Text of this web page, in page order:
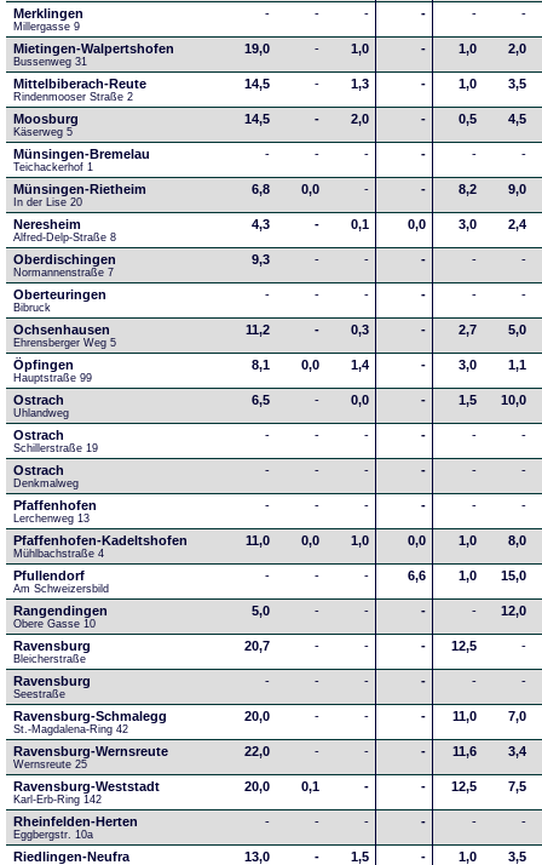
Merklingen
Millergasse 9
- - - - - -
Mietingen-Walpertshofen
Bussenweg 31
19,0 - 1,0 - 1,0 2,0
Mittelbiberach-Reute
Rindenmooser Straße 2
14,5 - 1,3 - 1,0 3,5
Moosburg
Käserweg 5
14,5 - 2,0 - 0,5 4,5
Münsingen-Bremelau
Teichackerhof 1
- - - - - -
Münsingen-Rietheim
In der Lise 20
6,8 0,0 - - 8,2 9,0
Neresheim
Alfred-Delp-Straße 8
4,3 - 0,1 0,0 3,0 2,4
Oberdischingen
Normannenstraße 7
9,3 - - - - -
Oberteuringen
Bibruck
- - - - - -
Ochsenhausen
Ehrensberger Weg 5
11,2 - 0,3 - 2,7 5,0
Öpfingen
Hauptstraße 99
8,1 0,0 1,4 - 3,0 1,1
Ostrach
Uhlandweg
6,5 - 0,0 - 1,5 10,0
Ostrach
Schillerstraße 19
- - - - - -
Ostrach
Denkmalweg
- - - - - -
Pfaffenhofen
Lerchenweg 13
- - - - - -
Pfaffenhofen-Kadeltshofen
Mühlbachstraße 4
11,0 0,0 1,0 0,0 1,0 8,0
Pfullendorf
Am Schweizersbild
- - - 6,6 1,0 15,0
Rangendingen
Obere Gasse 10
5,0 - - - - 12,0
Ravensburg
Bleicherstraße
20,7 - - - 12,5 -
Ravensburg
Seestraße
- - - - - -
Ravensburg-Schmalegg
St.-Magdalena-Ring 42
20,0 - - - 11,0 7,0
Ravensburg-Wernsreute
Wernsreute 25
22,0 - - - 11,6 3,4
Ravensburg-Weststadt
Karl-Erb-Ring 142
20,0 0,1 - - 12,5 7,5
Rheinfelden-Herten
Eggbergstr. 10a
- - - - - -
Riedlingen-Neufra 13,0 - 1,5 - 1,0 3,5